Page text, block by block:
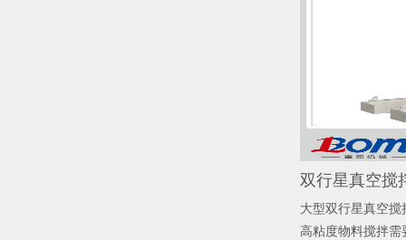
双行星真空搅
大型双行星真空
高粘度物料搅拌需